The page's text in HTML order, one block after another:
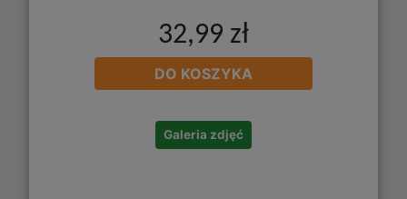
32,99 zł
DO KOSZYKA
Galeria zdjęć